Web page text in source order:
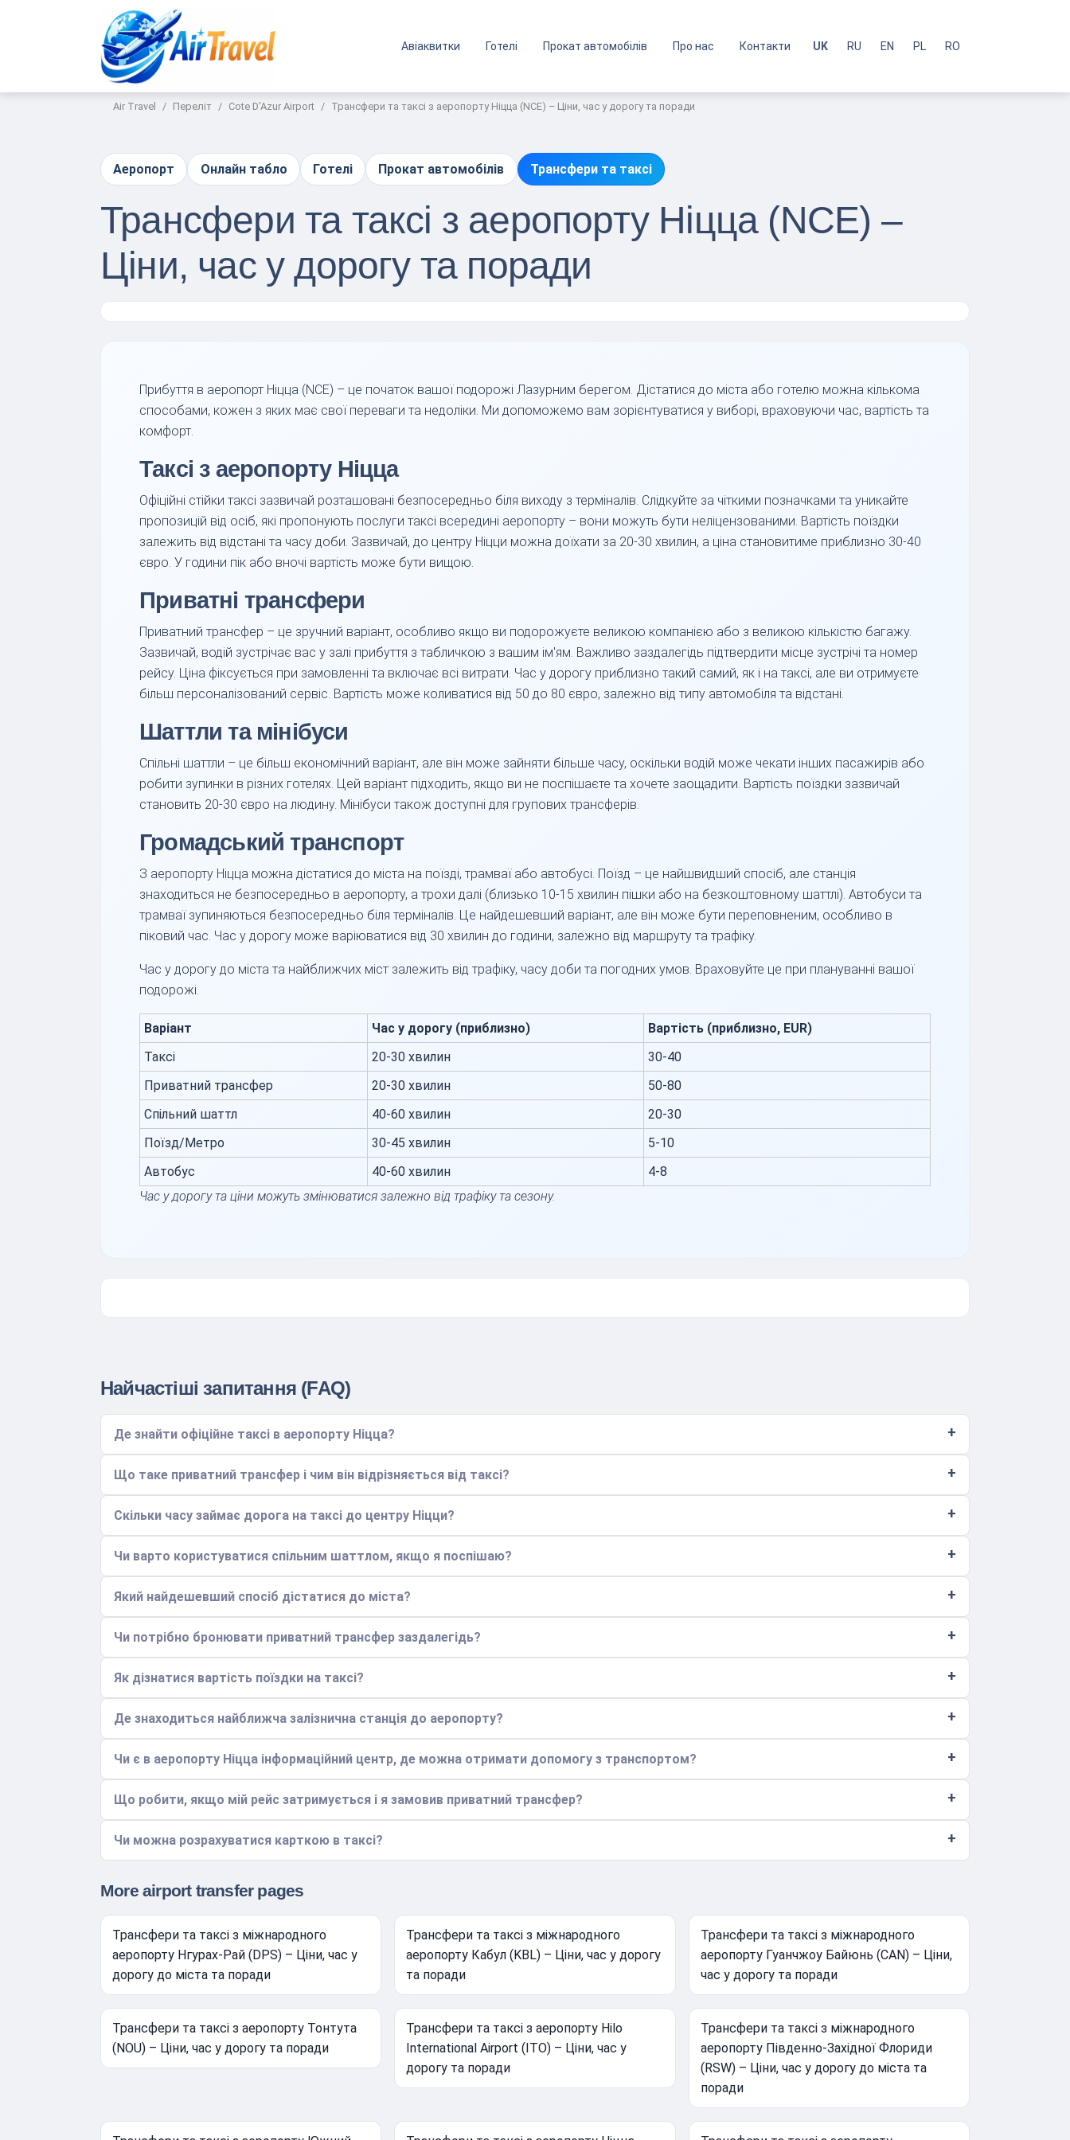
Авіаквитки Готелі Прокат автомобілів Про нас Контакти UK RU EN PL RO
Air Travel Переліт Cote D'Azur Airport Трансфери та таксі з аеропорту Ніцца (NCE) – Ціни, час у дорогу та поради
Аеропорт Онлайн табло Готелі Прокат автомобілів Трансфери та таксі
Трансфери та таксі з аеропорту Ніцца (NCE) –
Ціни, час у дорогу та поради
Прибуття в аеропорт Ніцца (NCE) – це початок вашої подорожі Лазурним берегом. Дістатися до міста або готелю можна кількома
способами, кожен з яких має свої переваги та недоліки. Ми допоможемо вам зорієнтуватися у виборі, враховуючи час, вартість та
комфорт.
Таксі з аеропорту Ніцца
Офіційні стійки таксі зазвичай розташовані безпосередньо біля виходу з терміналів. Слідкуйте за чіткими позначками та уникайте
пропозицій від осіб, які пропонують послуги таксі всередині аеропорту – вони можуть бути неліцензованими. Вартість поїздки
залежить від відстані та часу доби. Зазвичай, до центру Ніцци можна доїхати за 20-30 хвилин, а ціна становитиме приблизно 30-40
євро. У години пік або вночі вартість може бути вищою.
Приватні трансфери
Приватний трансфер – це зручний варіант, особливо якщо ви подорожуєте великою компанією або з великою кількістю багажу.
Зазвичай, водій зустрічає вас у залі прибуття з табличкою з вашим ім'ям. Важливо заздалегідь підтвердити місце зустрічі та номер
рейсу. Ціна фіксується при замовленні та включає всі витрати. Час у дорогу приблизно такий самий, як і на таксі, але ви отримуєте
більш персоналізований сервіс. Вартість може коливатися від 50 до 80 євро, залежно від типу автомобіля та відстані.
Шаттли та мінібуси
Спільні шаттли – це більш економічний варіант, але він може зайняти більше часу, оскільки водій може чекати інших пасажирів або
робити зупинки в різних готелях. Цей варіант підходить, якщо ви не поспішаєте та хочете заощадити. Вартість поїздки зазвичай
становить 20-30 євро на людину. Мінібуси також доступні для групових трансферів.
Громадський транспорт
З аеропорту Ніцца можна дістатися до міста на поїзді, трамваї або автобусі. Поїзд – це найшвидший спосіб, але станція
знаходиться не безпосередньо в аеропорту, а трохи далі (близько 10-15 хвилин пішки або на безкоштовному шаттлі). Автобуси та
трамваї зупиняються безпосередньо біля терміналів. Це найдешевший варіант, але він може бути переповненим, особливо в
піковий час. Час у дорогу може варіюватися від 30 хвилин до години, залежно від маршруту та трафіку.
Час у дорогу до міста та найближчих міст залежить від трафіку, часу доби та погодних умов. Враховуйте це при плануванні вашої
подорожі.
Варіант Час у дорогу (приблизно)
Вартість (приблизно, EUR)
Таксі
20-30 хвилин
30-40
Приватний трансфер
20-30 хвилин
50-80
Спільний шаттл
40-60 хвилин
20-30
Поїзд/Метро
30-45 хвилин
5-10
Автобус
40-60 хвилин
4-8
Час у дорогу та ціни можуть змінюватися залежно від трафіку та сезону.
Найчастіші запитання (FAQ)
Де знайти офіційне таксі в аеропорту Ніцца?
Що таке приватний трансфер і чим він відрізняється від таксі?
Скільки часу займає дорога на таксі до центру Ніцци?
Чи варто користуватися спільним шаттлом, якщо я поспішаю?
Який найдешевший спосіб дістатися до міста?
Чи потрібно бронювати приватний трансфер заздалегідь?
Як дізнатися вартість поїздки на таксі?
Де знаходиться найближча залізнична станція до аеропорту?
Чи є в аеропорту Ніцца інформаційний центр, де можна отримати допомогу з транспортом?
Що робити, якщо мій рейс затримується і я замовив приватний трансфер?
Чи можна розрахуватися карткою в таксі?
More airport transfer pages
Трансфери та таксі з міжнародного
аеропорту Нгурах-Рай (DPS) – Ціни, час у
дорогу до міста та поради
Трансфери та таксі з міжнародного
аеропорту Кабул (KBL) – Ціни, час у дорогу
та поради
Трансфери та таксі з міжнародного
аеропорту Гуанчжоу Байюнь (CAN) – Ціни,
час у дорогу та поради
Трансфери та таксі з аеропорту Тонтута
(NOU) – Ціни, час у дорогу та поради
Трансфери та таксі з аеропорту Hilo
International Airport (ITO) – Ціни, час у
дорогу та поради
Трансфери та таксі з міжнародного
аеропорту Південно-Західної Флориди
(RSW) – Ціни, час у дорогу до міста та
поради